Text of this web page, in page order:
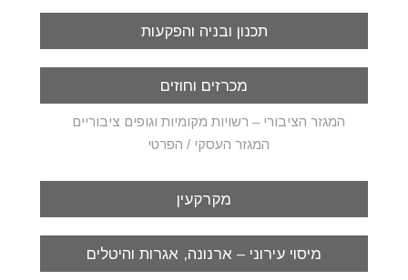
תכנון ובניה והפקעות
מכרזים וחוזים
המגזר הציבורי – רשויות מקומיות וגופים ציבוריים
המגזר העסקי / הפרטי
מקרקעין
מיסוי עירוני – ארנונה, אגרות והיטלים